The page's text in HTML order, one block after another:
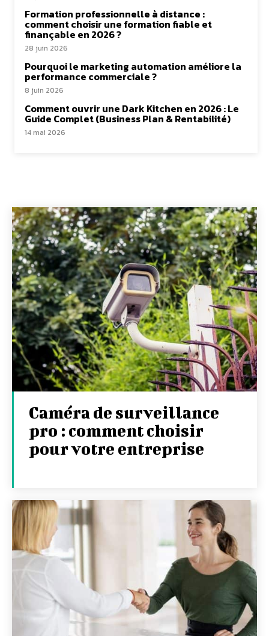
Formation professionnelle à distance :
comment choisir une formation fiable et
finançable en 2026 ?
28 juin 2026
Pourquoi le marketing automation améliore la
performance commerciale ?
8 juin 2026
Comment ouvrir une Dark Kitchen en 2026 : Le
Guide Complet (Business Plan & Rentabilité)
14 mai 2026
Caméra de surveillance
pro : comment choisir
pour votre entreprise